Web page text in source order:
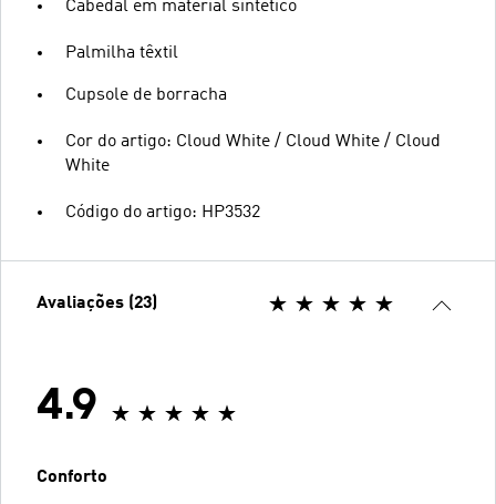
Cabedal em material sintético
Palmilha têxtil
Cupsole de borracha
Cor do artigo: Cloud White / Cloud White / Cloud
White
Código do artigo: HP3532
Avaliações (23)
4.9
Conforto